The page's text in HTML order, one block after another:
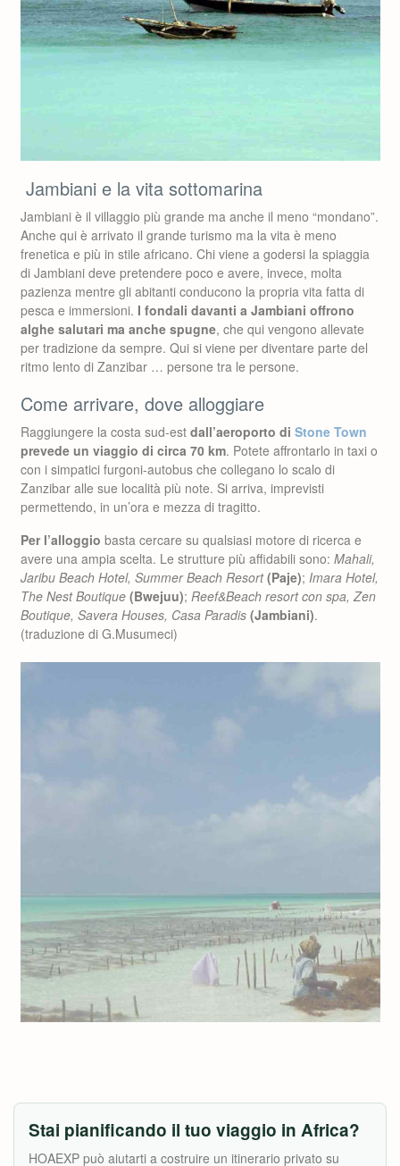
Jambiani e la vita sottomarina
Jambiani è il villaggio più grande ma anche il meno “mondano”.
Anche qui è arrivato il grande turismo ma la vita è meno
frenetica e più in stile africano. Chi viene a godersi la spiaggia
di Jambiani deve pretendere poco e avere, invece, molta
pazienza mentre gli abitanti conducono la propria vita fatta di
pesca e immersioni. I fondali davanti a Jambiani offrono
alghe salutari ma anche spugne, che qui vengono allevate
per tradizione da sempre. Qui si viene per diventare parte del
ritmo lento di Zanzibar … persone tra le persone.
Come arrivare, dove alloggiare
Raggiungere la costa sud-est dall’aeroporto di Stone Town
prevede un viaggio di circa 70 km. Potete affrontarlo in taxi o
con i simpatici furgoni-autobus che collegano lo scalo di
Zanzibar alle sue località più note. Si arriva, imprevisti
permettendo, in un’ora e mezza di tragitto.
Per l’alloggio basta cercare su qualsiasi motore di ricerca e
avere una ampia scelta. Le strutture più affidabili sono: Mahali,
Jaribu Beach Hotel, Summer Beach Resort (Paje); Imara Hotel,
The Nest Boutique (Bwejuu); Reef&Beach resort con spa, Zen
Boutique, Savera Houses, Casa Paradis (Jambiani).
(traduzione di G.Musumeci)
Stai pianificando il tuo viaggio in Africa?
HOAEXP può aiutarti a costruire un itinerario privato su